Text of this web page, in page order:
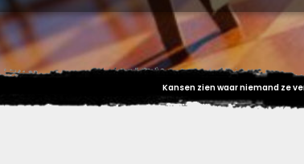
Kansen zien waar niemand ze